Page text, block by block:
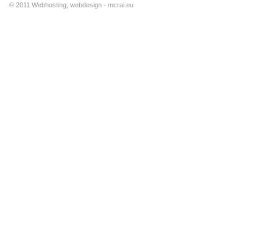
© 2011 Webhosting, webdesign - mcrai.eu